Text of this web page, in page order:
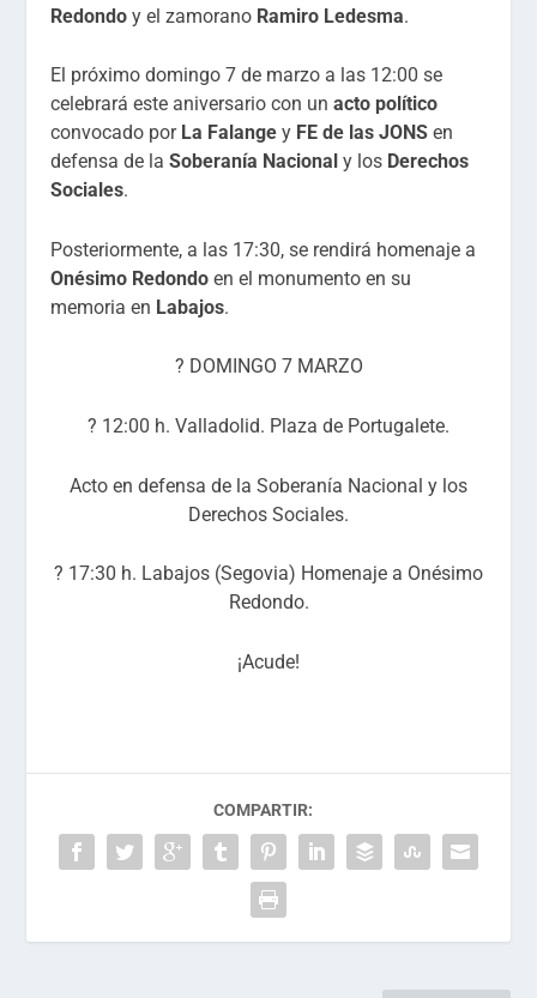
Redondo y el zamorano Ramiro Ledesma.
El próximo domingo 7 de marzo a las 12:00 se
celebrará este aniversario con un acto político
convocado por La Falange y FE de las JONSen
defensa de laSoberanía Nacional y los Derechos
Sociales.
Posteriormente, a las 17:30, se rendirá homenaje a
Onésimo Redondo en el monumento en su
memoria en Labajos.
? DOMINGO 7 MARZO
? 12:00 h. Valladolid. Plaza de Portugalete.
Acto en defensa de la Soberanía Nacional y los
Derechos Sociales.
? 17:30 h. Labajos (Segovia) Homenaje a Onésimo
Redondo.
¡Acude!
COMPARTIR: